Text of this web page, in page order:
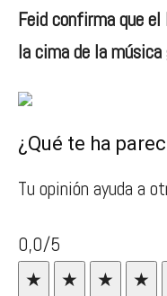
Feid confirma que el
la cima de la música
¿Qué te ha
Tu opinión ayuda a
0,0/5
★
★ ★ ★